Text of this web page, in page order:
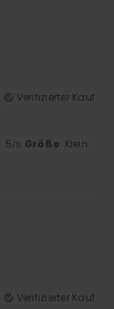
Verifizierter Kauf
: 5/5 Größe: Klein
Verifizierter Kauf